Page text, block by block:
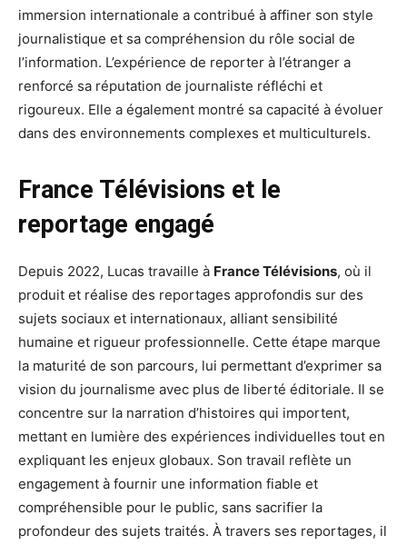
immersion internationale a contribué à affiner son style
journalistique et sa compréhension du rôle social de
l’information. L’expérience de reporter à l’étranger a
renforcé sa réputation de journaliste réfléchi et
rigoureux. Elle a également montré sa capacité à évoluer
dans des environnements complexes et multiculturels.
France Télévisions et le
reportage engagé
Depuis 2022, Lucas travaille à France Télévisions, où il
produit et réalise des reportages approfondis sur des
sujets sociaux et internationaux, alliant sensibilité
humaine et rigueur professionnelle. Cette étape marque
la maturité de son parcours, lui permettant d’exprimer sa
vision du journalisme avec plus de liberté éditoriale. Il se
concentre sur la narration d’histoires qui importent,
mettant en lumière des expériences individuelles tout en
expliquant les enjeux globaux. Son travail reflète un
engagement à fournir une information fiable et
compréhensible pour le public, sans sacrifier la
profondeur des sujets traités. À travers ses reportages, il